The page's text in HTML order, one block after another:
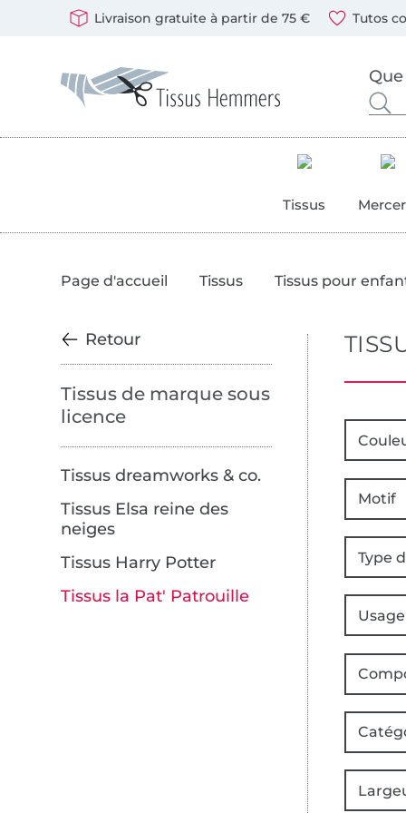
Ouvre une nouvelle fenêtre
Livraison gratuite à partir de 75 € Tutos
Tissus
Page d'accueil Tissus Tissus pour
Retour
Tissus de marque sous
licence
Tissus dreamworks & co.
Tissus Elsa reine des
neiges
Tissus Harry Potter
Tissus la Pat' Patrouille
Motif
Type
Usage
Vous pouvez payer chez nous avec les modes de
Nos partenaires d'expédition sont : DHL et DPD
Passer à la boutique allemande